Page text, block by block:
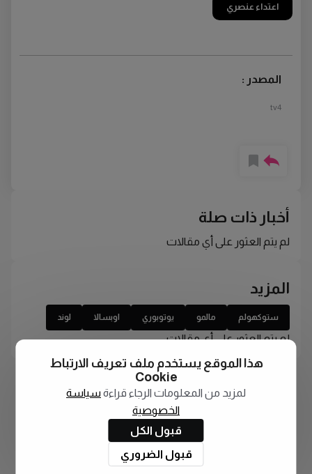
اعتداء عنصري
المصدر :
tv4
أخبار ذات صلة
لم يتم العثور على أي مقالات
المزيد
ستوكهولم مالمو يوتوبوري اوبسالا لوند
لم يتم العثور على أي مقالات
هذا الموقع يستخدم ملف تعريف الارتباط
Cookie
لمزيد من المعلومات الرجاء قراءة سياسة
الخصوصية
قبول الكل
قبول الضروري